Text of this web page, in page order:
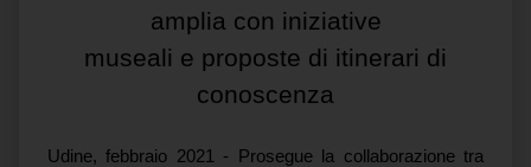
amplia con iniziative
museali e proposte di itinerari di
conoscenza
Udine, febbraio 2021 -
Prosegue la collaborazione tra